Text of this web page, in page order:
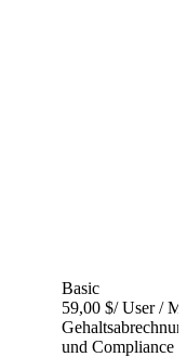
Basic
59,00 $/ User /
und Compliance